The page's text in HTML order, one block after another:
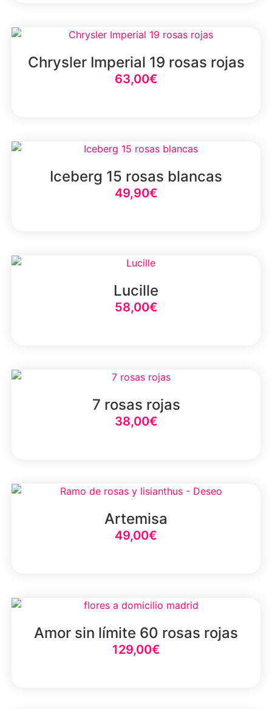
Chrysler Imperial 19 rosas rojas
63,00€
Iceberg 15 rosas blancas
49,90€
Lucille
58,00€
7 rosas rojas
38,00€
Artemisa
49,00€
Amor sin límite 60 rosas rojas
129,00€